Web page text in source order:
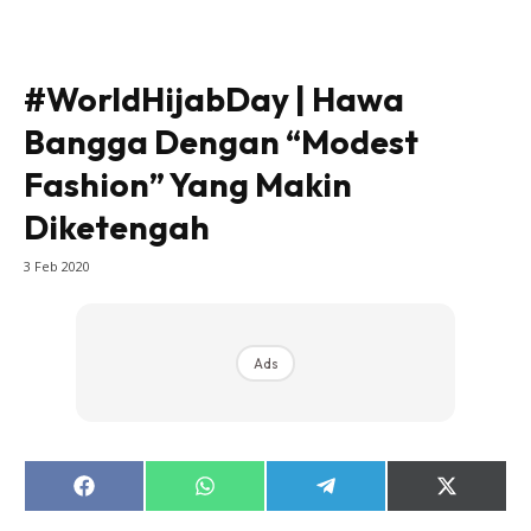
#WorldHijabDay | Hawa
Bangga Dengan “Modest
Fashion” Yang Makin
Diketengah
3 Feb 2020
Ads
Share
on
Share
on
Share
on
Share
on